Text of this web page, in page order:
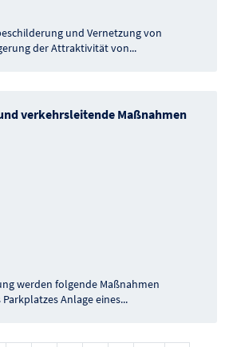
und Vernetzung von
der Attraktivität von...
verkehrsleitende Maßnahmen
werden folgende Maßnahmen
Anlage eines...